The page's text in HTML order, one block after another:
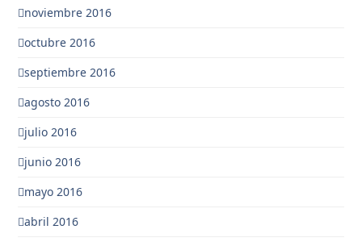
noviembre 2016
octubre 2016
septiembre 2016
agosto 2016
julio 2016
junio 2016
mayo 2016
abril 2016